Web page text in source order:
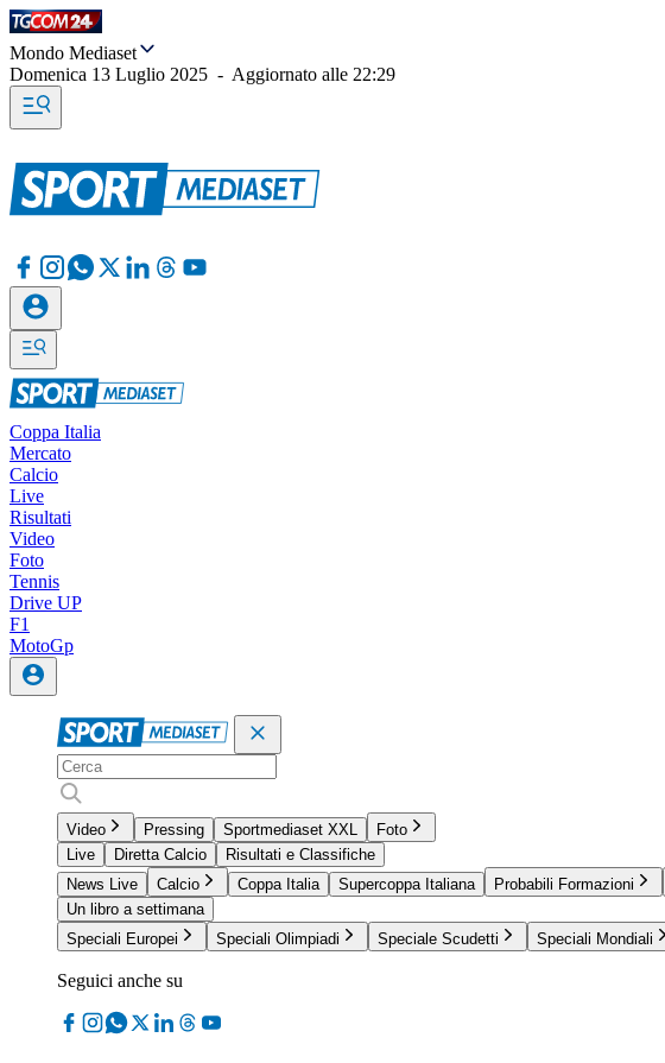
Mondo Mediaset
Domenica 13 Luglio 2025 - Aggiornato alle 22:29
Coppa Italia
Mercato
Calcio
Live
Risultati
Video
Foto
Tennis
Drive UP
F1
MotoGp
Video Pressing Sportmediaset XXL
Foto
Live
Diretta Calcio
Risultati e Classifiche
News Live
Calcio Coppa Italia Supercoppa Italiana Probabili Formazioni
Un libro a settimana
Speciali Europei
Speciali Olimpiadi Speciale Scudetti Speciali Mondiali
Seguici anche su